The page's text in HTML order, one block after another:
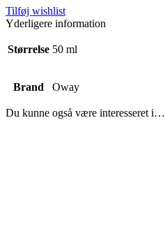
Tilføj wishlist
Yderligere information
Størrelse 50 ml
Brand Oway
Du kunne også være interesseret i…